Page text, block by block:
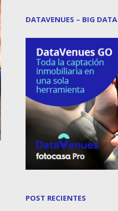
DATAVENUES – BIG
POST RECIENTES